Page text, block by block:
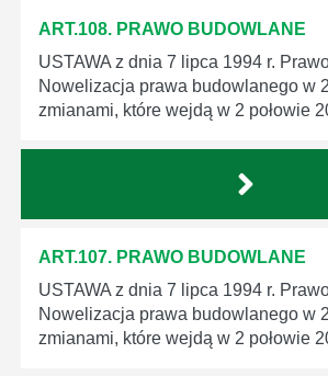
ART.108. PRAWO BUDOWLANE
USTAWA z dnia 7 lipca 1994 r.
Nowelizacja prawa budowlanego w
zmianami, które wejdą w 2 połowie
ART.107. PRAWO BUDOWLANE
USTAWA z dnia 7 lipca 1994 r.
Nowelizacja prawa budowlanego w
zmianami, które wejdą w 2 połowie